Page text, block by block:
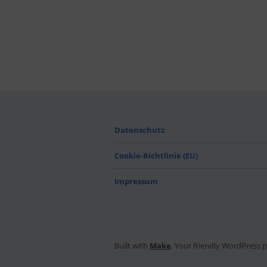
Datenschutz
Cookie-Richtlinie (EU)
Impressum
Built with Make. Your friendly WordPress